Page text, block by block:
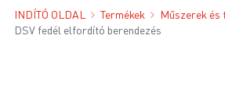
INDÍTÓ OLDAL Termékek
Műszerek és
DSV fedél elfordító berendezés